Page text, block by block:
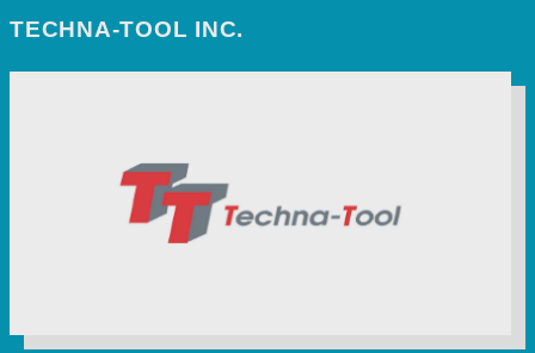
TECHNA-TOOL INC.